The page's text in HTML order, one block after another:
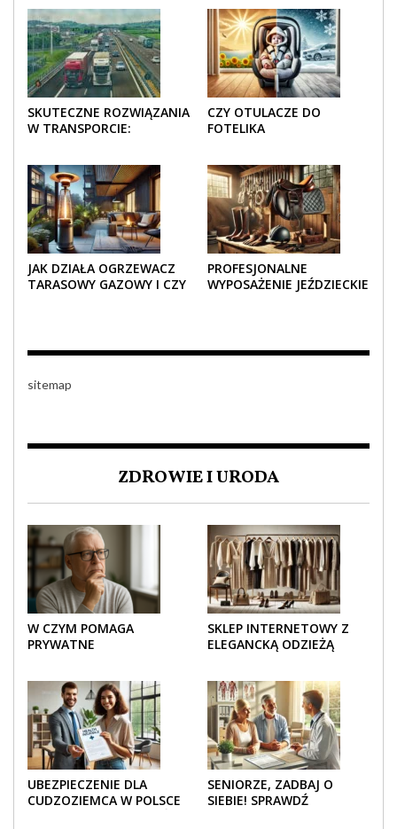
SKUTECZNE ROZWIĄZANIA
W TRANSPORCIE:
CZY OTULACZE DO
FOTELIKA
ZIMĄ?
JAK DZIAŁA OGRZEWACZ
TARASOWY GAZOWY I CZY
PROFESJONALNE
WYPOSAŻENIE JEŹDZIECKIE
sitemap
ZDROWIE I URODA
W CZYM POMAGA
PRYWATNE
SKLEP INTERNETOWY Z
ELEGANCKĄ ODZIEŻĄ
UBEZPIECZENIE DLA
CUDZOZIEMCA W POLSCE
SENIORZE, ZADBAJ O
SIEBIE! SPRAWDŹ